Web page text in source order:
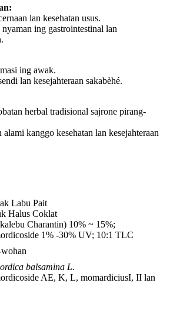
lan kesehatan usus.
ing gastrointestinal lan
ing awak.
lan kesejahteraan sakabèhé.
herbal tradisional sajrone pirang-
kanggo kesehatan lan kesejahteraan
Labu Pait
Halus Coklat
Charantin) 10% ~ 15%;
1% -30% UV; 10:1 TLC
balsamina L.
AE, K, L, momardiciusI, II lan